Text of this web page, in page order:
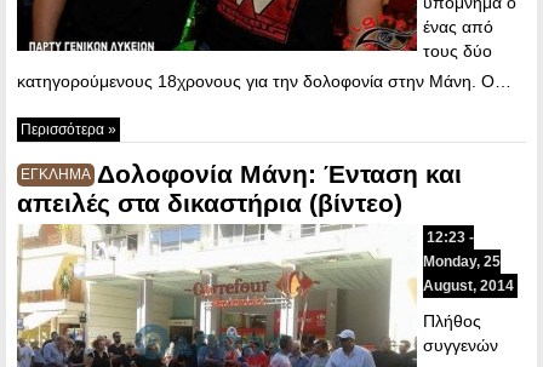
ένας από
τους δύο
κατηγορούμενους 18χρονους για την δολοφονία στην Μάνη. Ο…
Περισσότερα »
ΕΓΚΛΗΜΑ Δολοφονία Μάνη: Ένταση και
απειλές στα δικαστήρια (βίντεο)
12:23 -
Monday, 25
August, 2014
Πλήθος
συγγενών